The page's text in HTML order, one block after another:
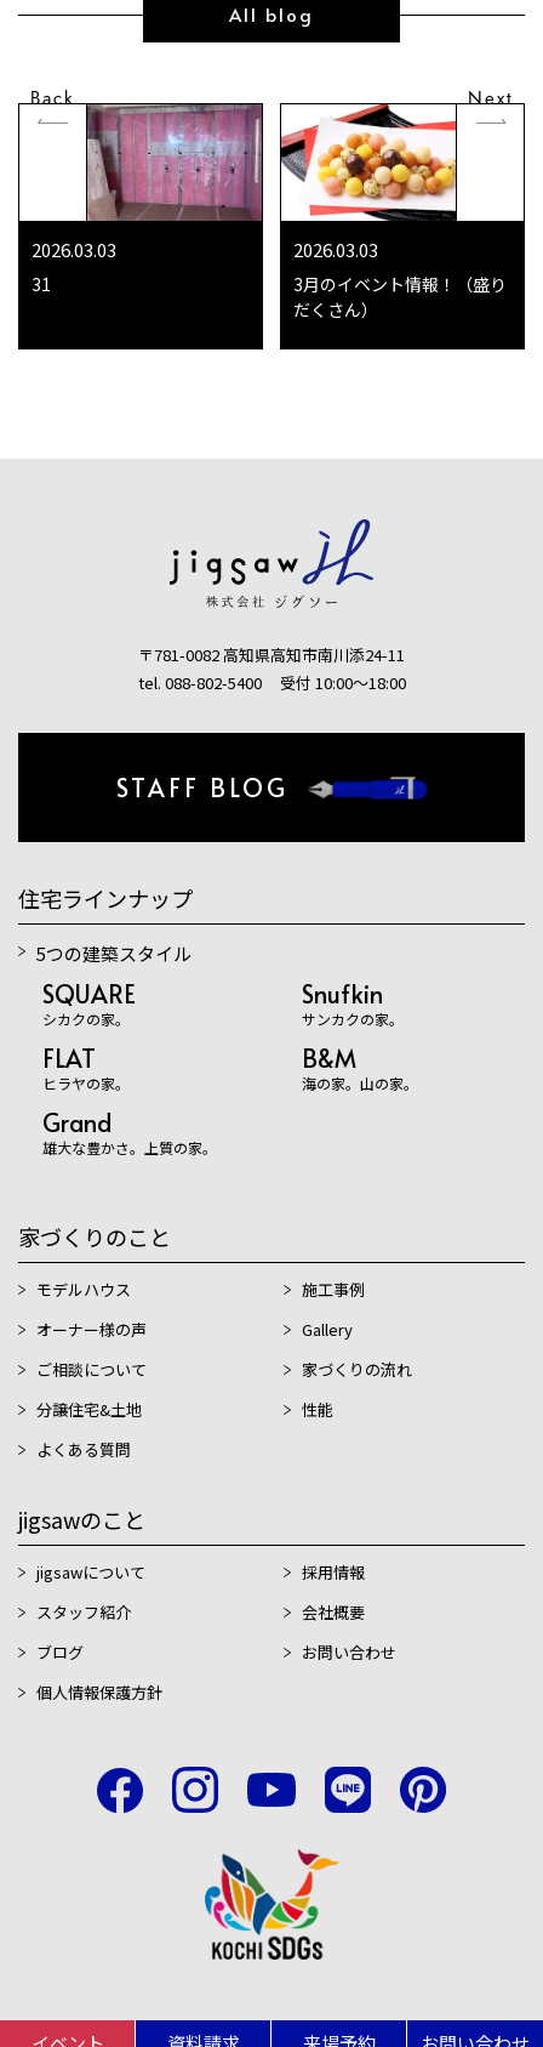
All blog
Back
2026.03.03
31
Next
2026.03.03
3月のイベント情報！（盛り
だくさん）
〒781-0082 高知県高知市南川添24-11
tel. 088-802-5400
受付 10:00〜18:00
STAFF BLOG
住宅ラインナップ
5つの建築スタイル
SQUARE
シカクの家。
Snufkin
サンカクの家。
FLAT
ヒラヤの家。
B&M
海の家。山の家。
Grand
雄大な豊かさ。上質の家。
家づくりのこと
モデルハウス
施工事例
オーナー様の声
Gallery
ご相談について
家づくりの流れ
分譲住宅&土地
性能
よくある質問
jigsawのこと
jigsawについて
採用情報
スタッフ紹介
会社概要
ブログ
お問い合わせ
個人情報保護方針